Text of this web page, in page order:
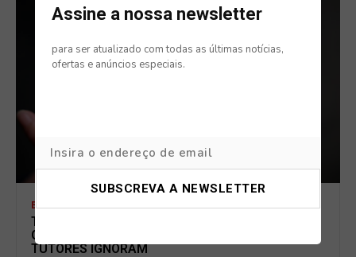
BLOG
TABAGISMO PASSIVO TAMBÉM AFETA CÃES E
GATOS: OS SINAIS DE ALERTA QUE MUITOS
TUTORES IGNORAM
Assine a nossa newsletter
para ser atualizado com todas as últimas notícias,
ofertas e anúncios especiais.